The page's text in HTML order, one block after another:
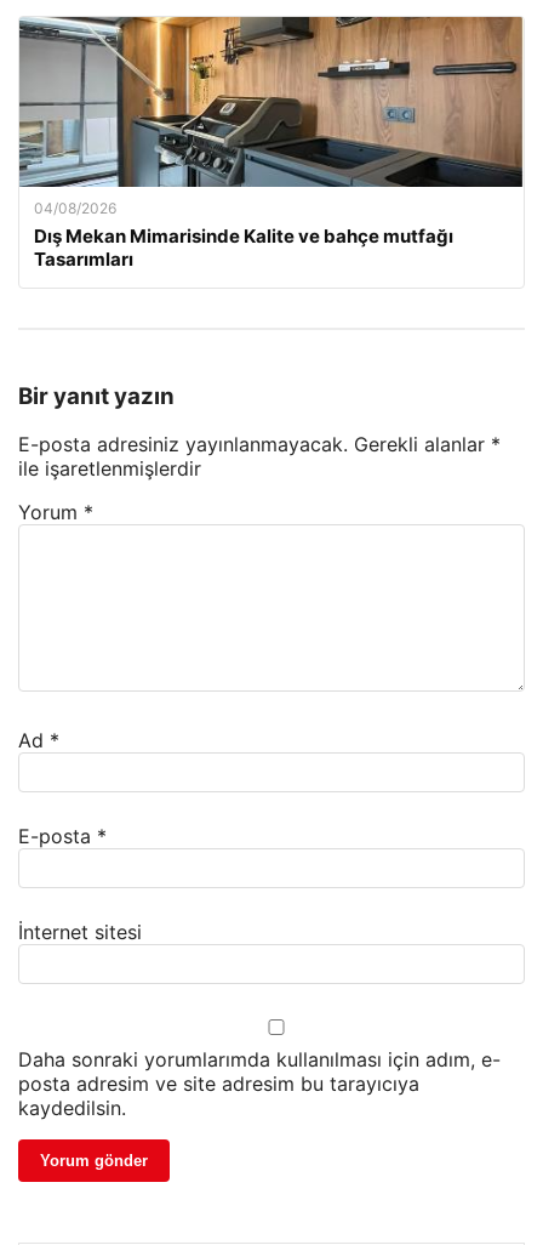
04/08/2026
Dış Mekan Mimarisinde Kalite ve bahçe mutfağı
Tasarımları
Bir yanıt yazın
E-posta adresiniz yayınlanmayacak. Gerekli alanlar *
ile işaretlenmişlerdir
Yorum *
Ad *
E-posta *
İnternet sitesi
Daha sonraki yorumlarımda kullanılması için adım, e-
posta adresim ve site adresim bu tarayıcıya
kaydedilsin.